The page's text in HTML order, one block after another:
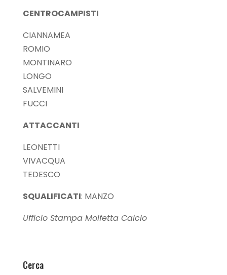
CENTROCAMPISTI
CIANNAMEA
ROMIO
MONTINARO
LONGO
SALVEMINI
FUCCI
ATTACCANTI
LEONETTI
VIVACQUA
TEDESCO
SQUALIFICATI: MANZO
Ufficio Stampa Molfetta Calcio
Cerca